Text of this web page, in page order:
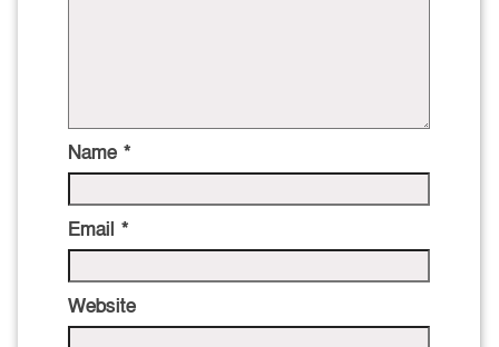
Name *
Email *
Website